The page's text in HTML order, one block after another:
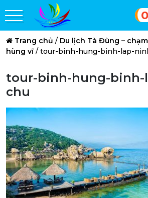
Trang chủ / Du lịch Tà Đùng –
hùng vĩ / tour-binh-hung-binh-lap-
tour-binh-hung-binh-
chu